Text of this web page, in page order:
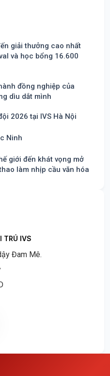
giải thưởng cao nhất
và học bổng 16.600
đồng nghiệp của
dìu dắt mình
2026 tại IVS Hà Nội
Ninh
giới đến khát vọng mở
làm nhịp cầu văn hóa
TRÚ IVS
Đam Mê.